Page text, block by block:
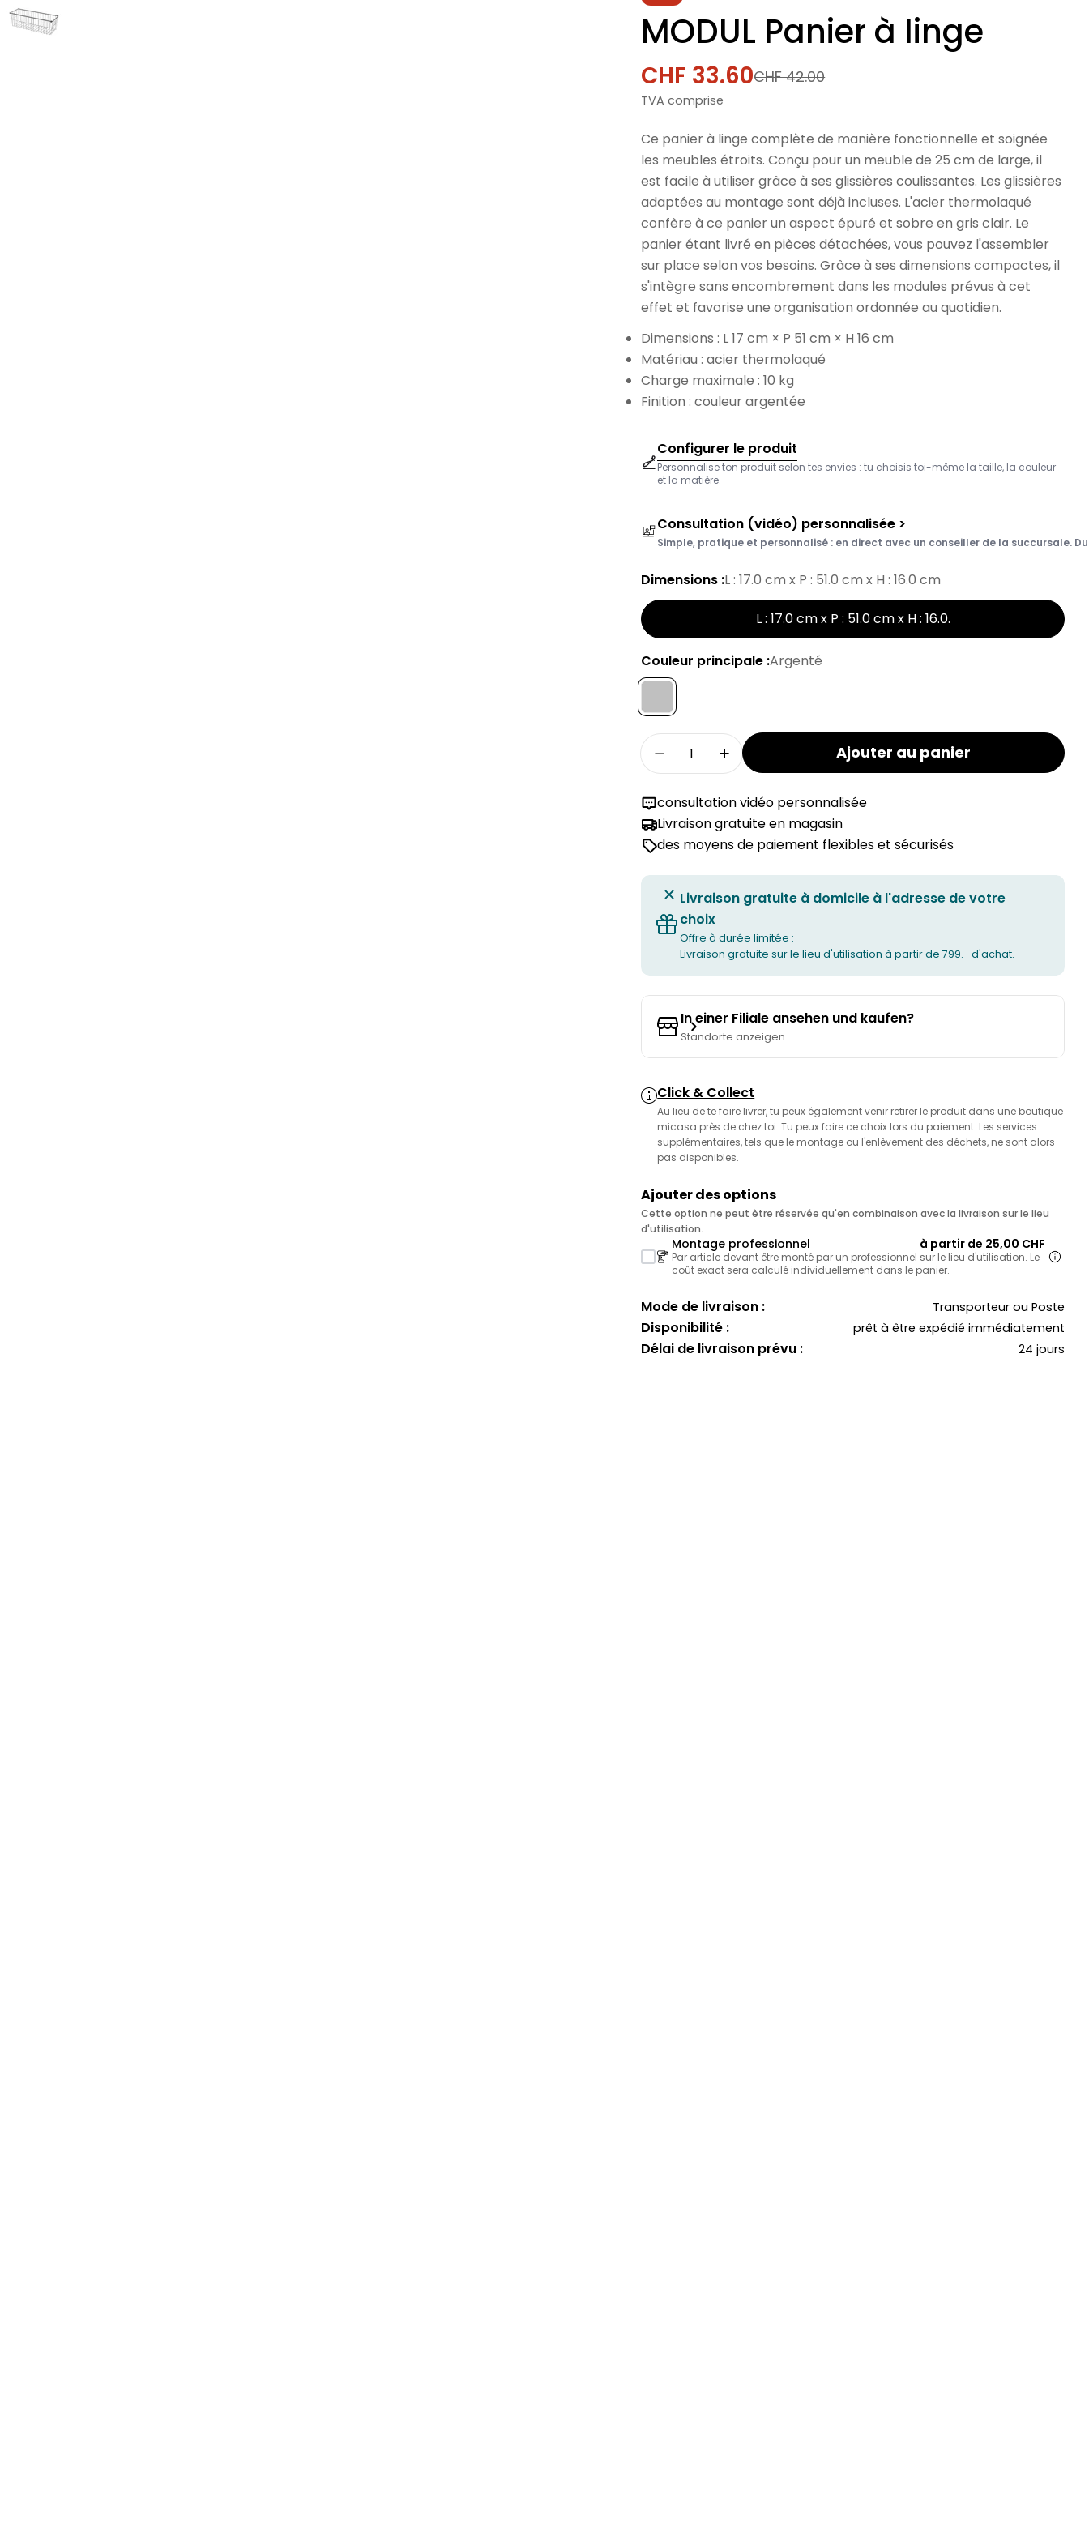
MODUL Panier à linge
Prix
de
vente
CHF 33.60
Prix
normal
CHF 42.00
TVA comprise
Ce panier à linge complète de manière fonctionnelle et soignée
les meubles étroits. Conçu pour un meuble de 25 cm de large, il
est facile à utiliser grâce à ses glissières coulissantes. Les glissières
adaptées au montage sont déjà incluses. L'acier thermolaqué
confère à ce panier un aspect épuré et sobre en gris clair. Le
panier étant livré en pièces détachées, vous pouvez l'assembler
sur place selon vos besoins. Grâce à ses dimensions compactes, il
s'intègre sans encombrement dans les modules prévus à cet
effet et favorise une organisation ordonnée au quotidien.
Dimensions : L 17 cm × P 51 cm × H 16 cm
Matériau : acier thermolaqué
Charge maximale : 10 kg
Finition : couleur argentée
Configurer le produit
Personnalise ton produit selon tes envies : tu choisis toi-même la taille, la couleur
et la matière.
Consultation (vidéo) personnalisée >
Simple, pratique et personnalisé : en direct avec un conseiller de la succursale. Du
Dimensions :L : 17.0 cm x P : 51.0 cm x H : 16.0 cm
L : 17.0 cm x P : 51.0 cm x H : 16.0.
Couleur principale :Argenté
Quantité
Réduire la quantité pour le panier à linge MODUL
Augmenter la quantité pour le panier à linge
Ajouter au panier
consultation vidéo personnalisée
Livraison gratuite en magasin
des moyens de paiement flexibles et sécurisés
Livraison gratuite à domicile à l'adresse de votre
choix
Offre à durée limitée :
Livraison gratuite sur le lieu d'utilisation à partir de 799.- d'achat.
In einer Filiale ansehen und kaufen?
Standorte anzeigen
Click & Collect
Au lieu de te faire livrer, tu peux également venir retirer le produit dans une boutique
micasa près de chez toi. Tu peux faire ce choix lors du paiement. Les services
supplémentaires, tels que le montage ou l'enlèvement des déchets, ne sont alors
pas disponibles.
Ajouter des options
Cette option ne peut être réservée qu'en combinaison avec la livraison sur le lieu
d'utilisation.
Montage professionnel à partir de 25,00 CHF
Par article devant être monté par un professionnel sur le lieu d'utilisation. Le
coût exact sera calculé individuellement dans le panier.
Mode de livraison : Transporteur ou Poste
Disponibilité : prêt à être expédié immédiatement
Délai de livraison prévu : 24 jours